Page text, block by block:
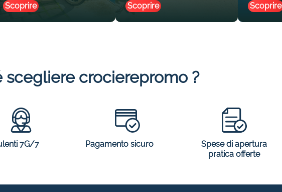
Scoprire
Scoprire
Scoprire
scegliere crocierepromo ?
7G/7 Pagamento sicuro
Spese di apertura
pratica offerte